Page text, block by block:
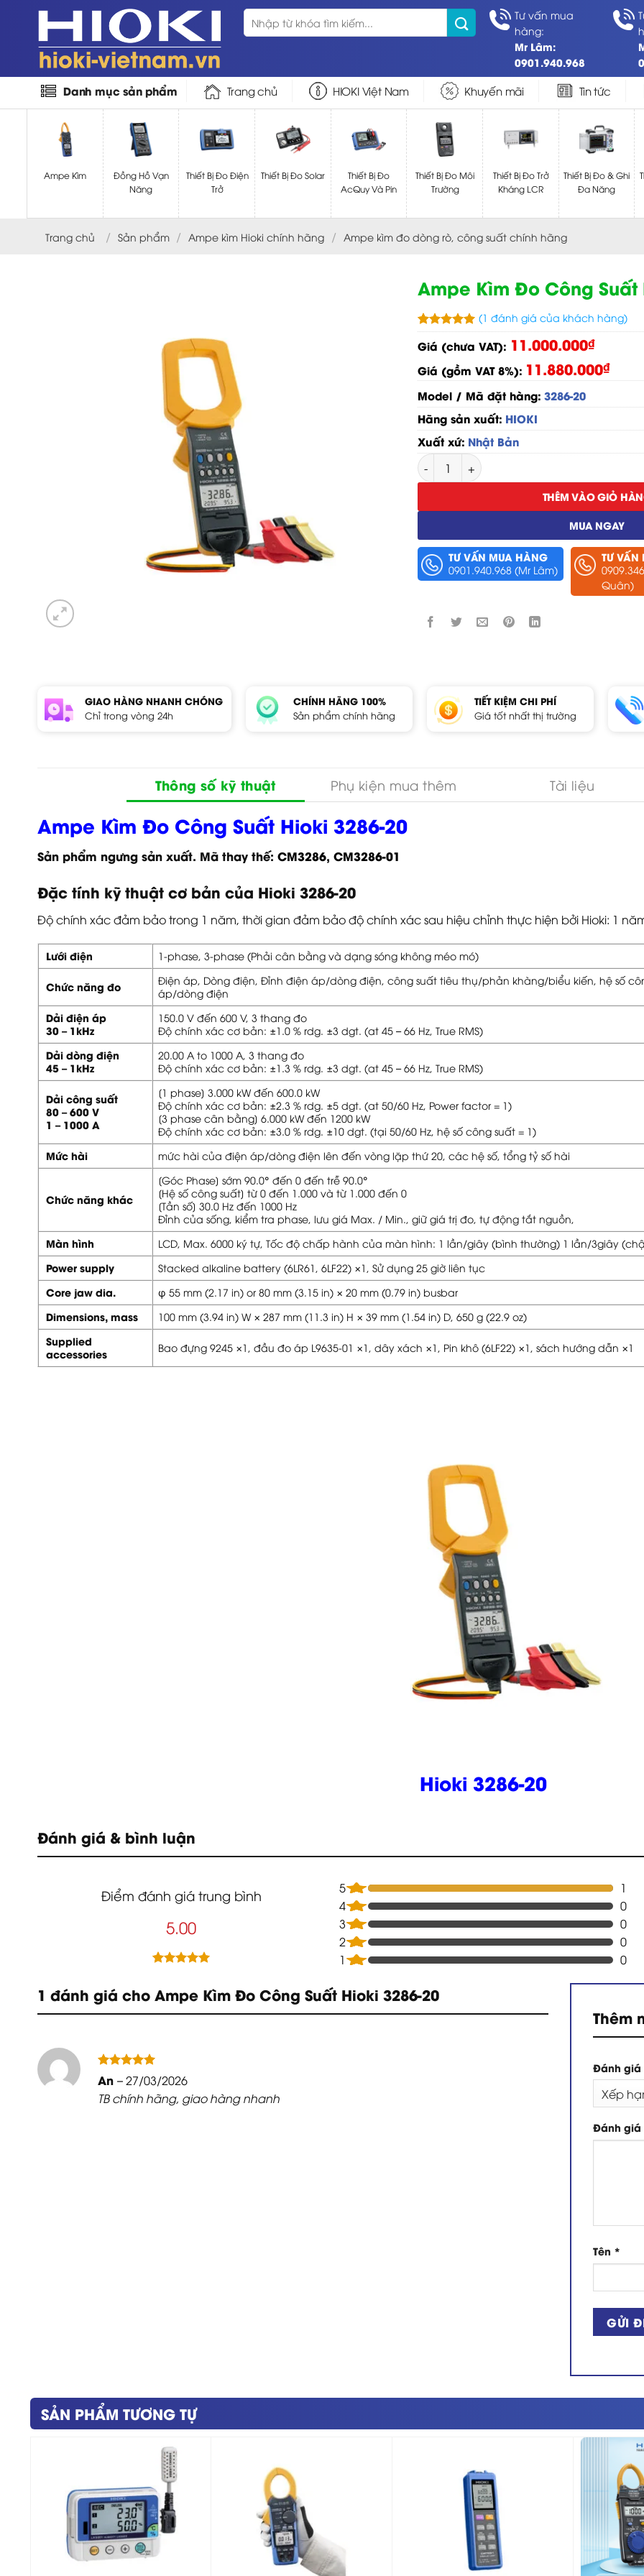
Tìm
kiếm:
Tư vấn mua
hàng:
Mr Lâm:
0901.940.968
Danh mục sản phẩm Trang chủ HIOKI Việt Nam Khuyến mãi Tin tức
Ampe Kìm
Đồng Hồ Vạn
Năng
Thiết Bị Đo Điện
Trở
Thiết Bị Đo Solar
Thiết Bị Đo
AcQuy Và Pin
Thiết Bị Đo Môi
Trường
Thiết Bị Đo Trở
Kháng LCR
Thiết Bị Đo & Ghi
Đa Năng
Trang chủ / Sản phẩm / Ampe kìm Hioki chính hãng / Ampe kìm đo dòng rò, công suất chính hãng
Ampe Kìm Đo Công Suất
5.00trên 5
dựa trên
1
(1 đánh giá của khách hàng)
Giá (chưa VAT): 11.000.000₫
Giá (gồm VAT 8%): 11.880.000₫
Model / Mã đặt hàng: 3286-20
Hãng sản xuất: HIOKI
Xuất xứ: Nhật Bản
Ampe Kìm Đo Công Suất Hioki 3286-20 số
THÊM VÀO GIỎ
MUA NGAY
TƯ VẤN MUA HÀNG
0901.940.968 (Mr Lâm)
TƯ VẤN
Quân)
GIAO HÀNG NHANH CHÓNG
Chỉ trong vòng 24h
CHÍNH HÃNG 100%
Sản phẩm chính hãng
TIẾT KIỆM CHI PHÍ
Giá tốt nhất thị trường
Thông số kỹ thuật Phụ kiện mua thêm Tài liệu
Ampe Kìm Đo Công Suất Hioki 3286-20
Sản phẩm ngưng sản xuất. Mã thay thế: CM3286, CM3286-01
Đặc tính kỹ thuật cơ bản của Hioki 3286-20
Độ chính xác đảm bảo trong 1 năm, thời gian đảm bảo độ chính xác sau hiệu chỉnh thực hiện bởi Hioki: 1
Lưới điện 1-phase, 3-phase (Phải cân bằng và dạng sóng không méo mó)
Chức năng đo
Điện áp, Dòng điện, Đỉnh điện áp/dòng điện, công suất tiêu thụ/phản khàng/biểu kiến, hệ số
áp/dòng điện
Dải điện áp
30 – 1kHz
150.0 V đến 600 V, 3 thang đo
Độ chính xác cơ bản: ±1.0 % rdg. ±3 dgt. (at 45 – 66 Hz, True RMS)
Dải dòng điện
45 – 1kHz
20.00 A to 1000 A, 3 thang đo
Độ chính xác cơ bản: ±1.3 % rdg. ±3 dgt. (at 45 – 66 Hz, True RMS)
Dải công suất
80 – 600 V
1 – 1000 A
[1 phase] 3.000 kW đến 600.0 kW
Độ chính xác cơ bản: ±2.3 % rdg. ±5 dgt. (at 50/60 Hz, Power factor = 1)
[3 phase cân bằng] 6.000 kW đến 1200 kW
Độ chính xác cơ bản: ±3.0 % rdg. ±10 dgt. (tại 50/60 Hz, hệ số công suất = 1)
Mức hài mức hài của điện áp/dòng điện lên đến vòng lặp thứ 20, các hệ số, tổng tỷ số hài
Chức năng khác
[Góc Phase] sớm 90.0° đến 0 đến trễ 90.0°
[Hệ số công suất] từ 0 đến 1.000 và từ 1.000 đến 0
[Tần số] 30.0 Hz đến 1000 Hz
Đỉnh của sống, kiểm tra phase, lưu giá Max. / Min., giữ giá trị đo, tự động tắt nguồn,
Màn hình LCD, Max. 6000 ký tự, Tốc độ chấp hành của màn hình: 1 lần/giây (bình thường) 1 lần/3giây
Power supply Stacked alkaline battery (6LR61, 6LF22) ×1, Sử dụng 25 giờ liên tục
Core jaw dia. φ 55 mm (2.17 in) or 80 mm (3.15 in) × 20 mm (0.79 in) busbar
Dimensions, mass 100 mm (3.94 in) W × 287 mm (11.3 in) H × 39 mm (1.54 in) D, 650 g (22.9 oz)
Supplied
accessories
Bao đựng 9245 ×1, đầu đo áp L9635-01 ×1, dây xách ×1, Pin khô (6LF22) ×1, sách hướng dẫn ×1
Hioki 3286-20
Đánh giá & bình luận
Điểm đánh giá trung bình
5.00
đánh giá
5
1
4
0
3
0
2
0
1
0
1 đánh giá cho Ampe Kìm Đo Công Suất Hioki 3286-20
Được xếp
hạng 55
sao
An –27/03/2026
TB chính hãng, giao hàng nhanh
Thêm
Đánh giá
Đánh giá
Tên *
SẢN PHẨM TƯƠNG TỰ